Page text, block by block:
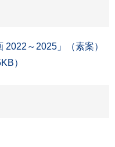
2022～2025」（素案）
）